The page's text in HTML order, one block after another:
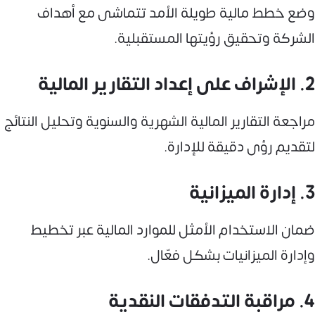
وضع خطط مالية طويلة الأمد تتماشى مع أهداف
الشركة وتحقيق رؤيتها المستقبلية.
2. الإشراف على إعداد التقارير المالية
مراجعة التقارير المالية الشهرية والسنوية وتحليل النتائج
لتقديم رؤى دقيقة للإدارة.
3. إدارة الميزانية
ضمان الاستخدام الأمثل للموارد المالية عبر تخطيط
وإدارة الميزانيات بشكل فعّال.
4. مراقبة التدفقات النقدية